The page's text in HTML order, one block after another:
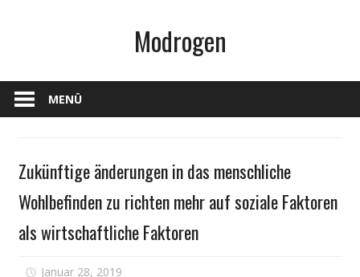
Modrogen
MENÜ
Zukünftige änderungen in das menschliche
Wohlbefinden zu richten mehr auf soziale Faktoren
als wirtschaftliche Faktoren
Januar 28, 2019